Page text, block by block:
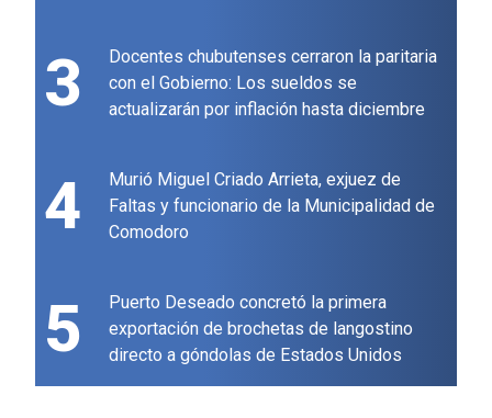
3
Docentes chubutenses cerraron la paritaria
con el Gobierno: Los sueldos se
actualizarán por inflación hasta diciembre
4
Murió Miguel Criado Arrieta, exjuez de
Faltas y funcionario de la Municipalidad de
Comodoro
5
Puerto Deseado concretó la primera
exportación de brochetas de langostino
directo a góndolas de Estados Unidos